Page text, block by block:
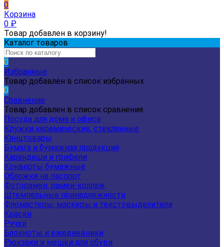
0
Корзина
0 ₽
Товар добавлен в корзину!
Каталог товаров
0
Избранные
Товар добавлен в список избранных
0
Сравнение
Товар добавлен в список сравнения
Посуда для дома и офиса
Кружки керамические, стеклянные
Канцтовары
Бумага и бумажная продукция
Карандаши и грифели
Конверты бумажные
Обложки на паспорт
Фоторамки, рамки-коллаж
Штемпельные принадлежности
Фломастеры, маркеры и текстовыделители
Краски
Ручки
Блокноты и ежедневники
Рюкзаки и мешки для обуви